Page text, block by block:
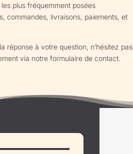
plus fréquemment posées
commandes, livraisons, paiements, et
réponse à votre question, n’hésitez pas
via notre formulaire de contact.